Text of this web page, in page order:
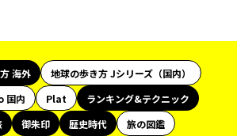
海外
地球の歩き方 Jシリーズ（国内）
国内 Plat
ランキング&テクニック
御朱印 歴史時代
旅の図鑑